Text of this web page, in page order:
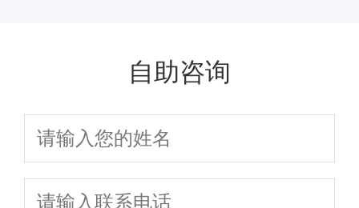
自助咨询